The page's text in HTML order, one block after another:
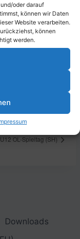
oder darauf
können wir Daten
Website verarbeiten.
können
werden.
am
OL-Spieltag (SH)
Downloads